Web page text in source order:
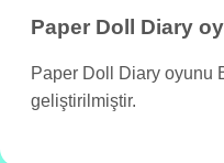
Paper Doll Diary
Paper Doll Diary oyunu
geliştirilmiştir.